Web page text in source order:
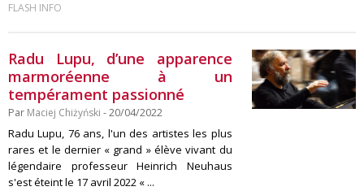
FLASH INFO
Radu Lupu, d’une apparence
marmoréenne à un
tempérament passionné
Par Maciej Chiżyński - 20/04/2022
Radu Lupu, 76 ans, l'un des artistes les plus
rares et le dernier « grand » élève vivant du
légendaire professeur Heinrich Neuhaus
s'est éteint le 17 avril 2022 « ...